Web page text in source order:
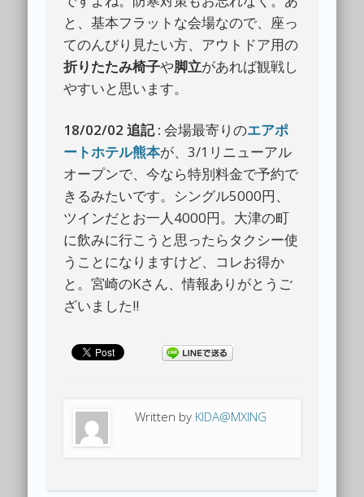
と、基本フラットな会場なので、座っ
てのんびり見たい方、アウトドア用の
折りたたみ椅子や脚立があれば観戦し
やすいと思います。
18/02/02 追記 : 会場最寄りのエアポ
ートホテル熊本が、3/1リニューアル
オープンで、今なら特別料金で予約で
きるみたいです。シングル5000円、
ツインだとお一人4000円。大津の町
に飲みに行こうと思ったらタクシー使
うことになりますけど、コレお得か
と。宮崎のKさん、情報ありがとうご
ざいました!!
Written by KIDA@MXING